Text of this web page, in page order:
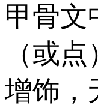
甲骨文
（或
增饰，